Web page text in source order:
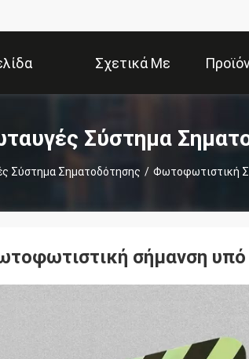
Σχετικά Με
Σύστημα
Σύστημα Σηματοδότησης / Φωτοφωτιστική
σήμανση